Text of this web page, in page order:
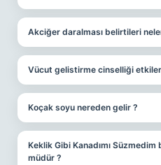
Akciğer daralması belirtileri
Vücut gelistirme cinselliği
Koçak soyu nereden gelir ?
Keklik Gibi Kanadımı
müdür ?